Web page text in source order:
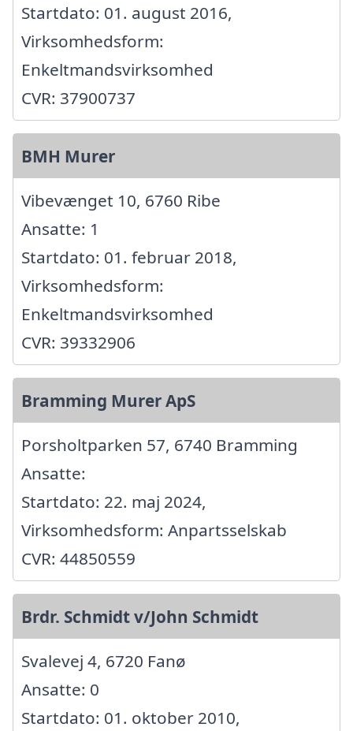
Startdato: 01. august 2016,
Virksomhedsform:
Enkeltmandsvirksomhed
CVR: 37900737
BMH Murer
Vibevænget 10, 6760 Ribe
Ansatte: 1
Startdato: 01. februar 2018,
Virksomhedsform:
Enkeltmandsvirksomhed
CVR: 39332906
Bramming Murer ApS
Porsholtparken 57, 6740 Bramming
Ansatte:
Startdato: 22. maj 2024,
Virksomhedsform: Anpartsselskab
CVR: 44850559
Brdr. Schmidt v/John Schmidt
Svalevej 4, 6720 Fanø
Ansatte: 0
Startdato: 01. oktober 2010,